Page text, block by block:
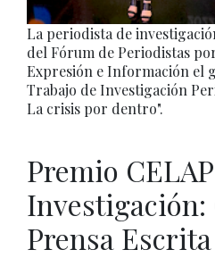
La periodista de
del Fórum de Periodistas
Expresión e Información el
Trabajo de Investigación
La crisis por dentro".
Premio
Investigación:
Prensa Escrita